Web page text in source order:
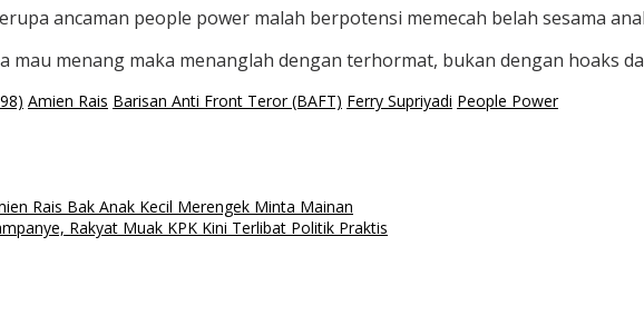
ancaman people power malah berpotensi memecah belah sesama
mau menang maka menanglah dengan terhormat, bukan dengan hoaks
Amien Rais Barisan Anti Front Teror (BAFT) Ferry Supriyadi People Power
Rais Bak Anak Kecil Merengek Minta Mainan
Rakyat Muak KPK Kini Terlibat Politik Praktis